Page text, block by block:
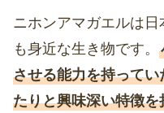
ニホンアマガエルは
も身近な生き物です。
させる能力を持って
たりと興味深い特徴